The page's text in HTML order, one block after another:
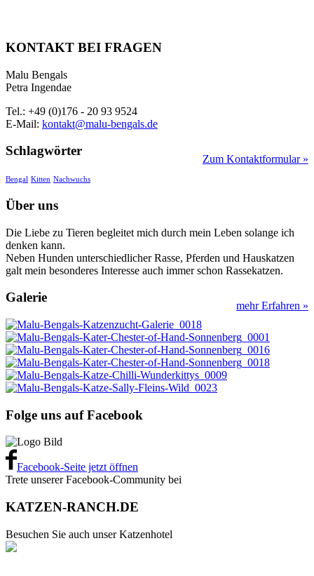
KONTAKT BEI FRAGEN
Malu Bengals
Petra Ingendae
Tel.: +49 (0)176 - 20 93 9524
E-Mail: kontakt@malu-bengals.de
Zum Kontaktformular »
Schlagwörter
Bengal Kitten Nachwuchs
Über uns
Die Liebe zu Tieren begleitet mich durch mein Leben solange ich
denken kann.
Neben Hunden unterschiedlicher Rasse, Pferden und Hauskatzen
galt mein besonderes Interesse auch immer schon Rassekatzen.
mehr Erfahren »
Galerie
Folge uns auf Facebook
Facebook-Seite jetzt öffnen
Trete unserer Facebook-Community bei
KATZEN-RANCH.DE
Besuchen Sie auch unser Katzenhotel